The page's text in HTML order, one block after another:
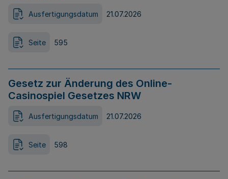
Ausfertigungsdatum 21.07.2026
Seite 595
Gesetz zur Änderung des Online-
Casinospiel Gesetzes NRW
Ausfertigungsdatum 21.07.2026
Seite 598